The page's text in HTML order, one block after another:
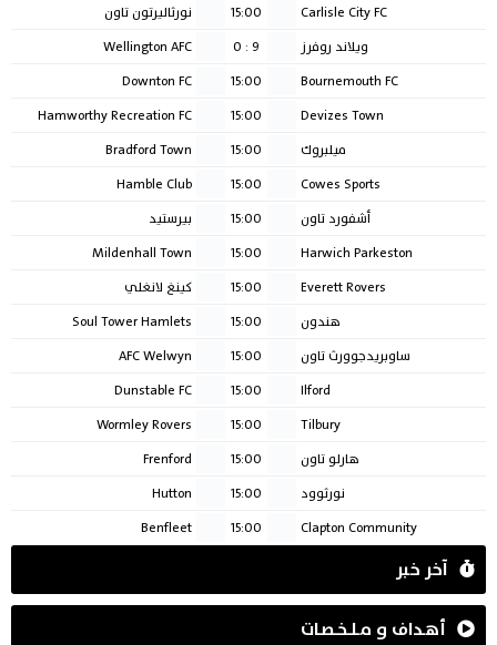
Carlisle City FC
15:00
نورثاليرتون تاون
ويلاند روفرز
9
:
0
Wellington AFC
Bournemouth FC
15:00
Downton FC
Devizes Town
15:00
Hamworthy Recreation FC
ميلبروك
15:00
Bradford Town
Cowes Sports
15:00
Hamble Club
أشفورد تاون
15:00
بيرستيد
Harwich Parkeston
15:00
Mildenhall Town
Everett Rovers
15:00
كينغ لانغلي
هندون
15:00
Soul Tower Hamlets
ساوبريدجوورث تاون
15:00
AFC Welwyn
Ilford
15:00
Dunstable FC
Tilbury
15:00
Wormley Rovers
هارلو تاون
15:00
Frenford
نورثوود
15:00
Hutton
Clapton Community
15:00
Benfleet
آخر خبر
أهـداف و مـلـخـصـات